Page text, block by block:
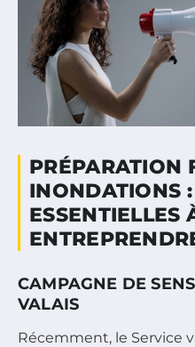
PRÉPARATION
INONDATIONS
ESSENTIELLES
CAMPAGNE DE
VALAIS
Récemment, le Service